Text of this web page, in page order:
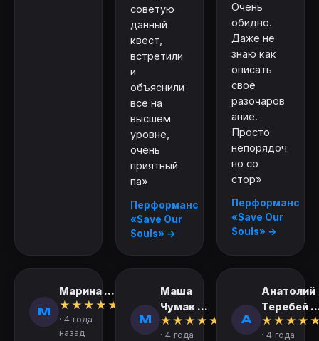
советую
данный
квест,
встретили
и
объяснили
все на
высшем
уровне,
очень
приятный
па»
Перформанс
«Save Our
Souls» →
Очень
обидно.
Даже не
знаю как
описать
своё
разочаров
ание.
Просто
непорядоч
но со
стор»
Перформанс
«Save Our
Souls» →
М
Марина ...
★ ★ ★ ★ ★
· 4 года
назад
М
Маша
Чумак ...
★ ★ ★ ★ ★
· 4 года
А
Анатолий
Теребей
★ ★ ★ ★
· 4 года